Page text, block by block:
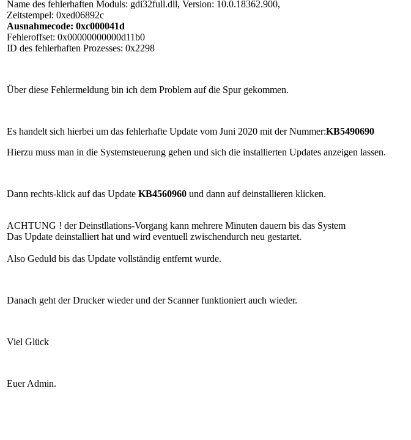
Name des fehlerhaften Moduls: gdi32full.dll, Version: 10.0.18362.900,
Zeitstempel: 0xed06892c
Ausnahmecode: 0xc000041d
Fehleroffset: 0x00000000000d11b0
ID des fehlerhaften Prozesses: 0x2298
Über diese Fehlermeldung bin ich dem Problem auf die Spur gekommen.
Es handelt sich hierbei um das fehlerhafte Update vom Juni 2020 mit der Nummer:KB5490690
Hierzu muss man in die Systemsteuerung gehen und sich die installierten Updates anzeigen lassen.
Dann rechts-klick auf das Update KB4560960 und dann auf deinstallieren klicken.
ACHTUNG ! der Deinstllations-Vorgang kann mehrere Minuten dauern bis das System
Das Update deinstalliert hat und wird eventuell zwischendurch neu gestartet.
Also Geduld bis das Update vollständig entfernt wurde.
Danach geht der Drucker wieder und der Scanner funktioniert auch wieder.
Viel Glück
Euer Admin.